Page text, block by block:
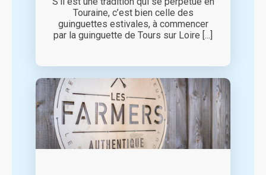
Touraine, c’est bien celle des
guinguettes estivales, à commencer
par la guinguette de Tours sur Loire [...]